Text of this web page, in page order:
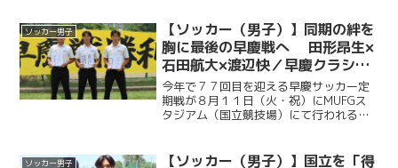
ッチに立つ。今回ケイスポでは選手だけ
ではなく、グラウンドマ...
ソッカー男子
【ソッカー（男子）】同期の絆を
胸に最後の早慶戦へ 田形昂生×
石田航大×渡辺快／早慶クラシコ
２０２６直前企画第６弾
今年で７７回目を迎える早慶サッカー定
期戦が８月１１日（火・祝）にMUFGス
タジアム（国立競技場）にて行われる。
ッチに立つ。今回ケイスポでは選手だけ
ソッカー男子
【ソッカー（男子）】国立を「得